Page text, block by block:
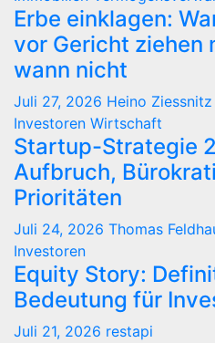
Erbe einklagen:
vor Gericht ziehen
wann nicht
Juli 27, 2026 Heino Ziessnitz
Investoren Wirtschaft
Startup-Strategie
Aufbruch,
Prioritäten
Juli 24, 2026 Thomas
Investoren
Equity Story:
Bedeutung für
Juli 21, 2026 restapi